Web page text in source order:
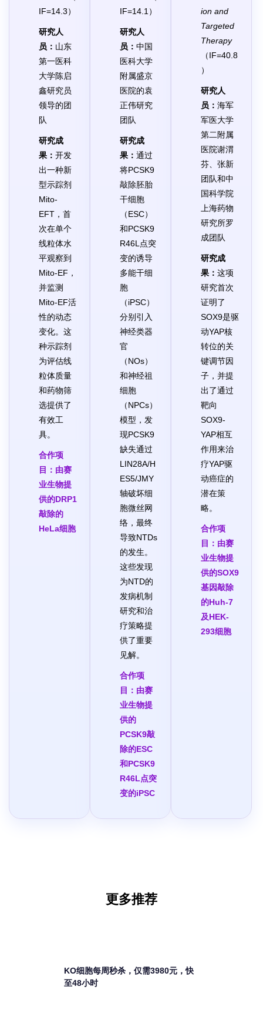
IF=14.3）
研究人
员： 山东
第一医科
大学陈启
鑫研究员
领导的团
队
研究成
果： 开发
出一种新
型示踪剂
Mito-
EFT，首
次在单个
线粒体水
平观察到
Mito-EF，
并监测
Mito-EF活
性的动态
变化。这
种示踪剂
为评估线
粒体质量
和药物筛
选提供了
有效工
具。
合作项
目： 由赛
业生物提
供的DRP1
敲除的
HeLa细胞
IF=14.1）
研究人
员： 中国
医科大学
附属盛京
医院的袁
正伟研究
团队
研究成
果： 通过
将PCSK9
敲除胚胎
干细胞
（ESC）
和PCSK9
R46L点突
变的诱导
多能干细
胞
（iPSC）
分别引入
神经类器
官
（NOs）
和神经祖
细胞
（NPCs）
模型，发
现PCSK9
缺失通过
LIN28A/H
ES5/JMY
轴破坏细
胞微丝网
络，最终
导致NTDs
的发生。
这些发现
为NTD的
发病机制
研究和治
疗策略提
供了重要
见解。
合作项
目： 由赛
业生物提
供的
PCSK9敲
除的ESC
和PCSK9
R46L点突
变的iPSC
ion and
Targeted
Therapy
（IF=40.8
）
研究人
员： 海军
军医大学
第二附属
医院谢渭
芬、张新
团队和中
国科学院
上海药物
研究所罗
成团队
研究成
果： 这项
研究首次
证明了
SOX9是驱
动YAP核
转位的关
键调节因
子，并提
出了通过
靶向
SOX9-
YAP相互
作用来治
疗YAP驱
动癌症的
潜在策
略。
合作项
目： 由赛
业生物提
供的SOX9
基因敲除
的Huh-7
及HEK-
293细胞
更多推荐
KO细胞每周秒杀，仅需3980元，快
至48小时